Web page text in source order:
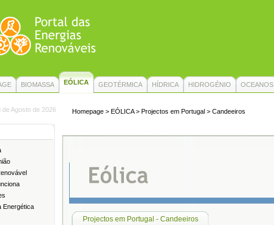
BIOMASSA EÓLICA GEOTÉRMICA HÍDRICA HIDROGÉNIO OCEANOS
de Agosto de 2026
Energética
Homepage > EÓLICA> Projectos em Portugal > Candeeiros
Projectos em Portugal - Candeeiros